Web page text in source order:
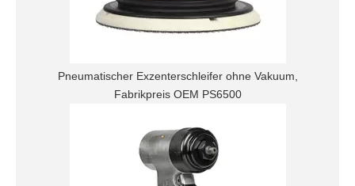
Pneumatischer Exzenterschleifer ohne Vakuum,
Fabrikpreis OEM PS6500